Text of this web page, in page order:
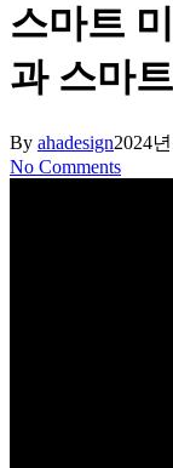
스마트
과 스마
By ahadesign2024
No Comments